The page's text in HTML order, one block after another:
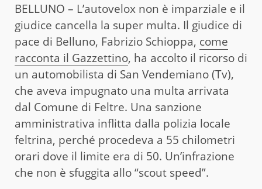
BELLUNO – L’autovelox non è imparziale e il
giudice cancella la super multa. Il giudice di
pace di Belluno, Fabrizio Schioppa, come
racconta il Gazzettino, ha accolto il ricorso di
un automobilista di San Vendemiano (Tv),
che aveva impugnato una multa arrivata
dal Comune di Feltre. Una sanzione
amministrativa inflitta dalla polizia locale
feltrina, perché procedeva a 55 chilometri
orari dove il limite era di 50. Un’infrazione
che non è sfuggita allo “scout speed”.